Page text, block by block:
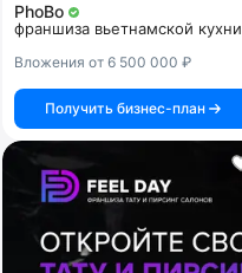
PhoBo
франшиза вьетнамской кухни
Вложения от 6 500 000 ₽
Получить бизнес-план